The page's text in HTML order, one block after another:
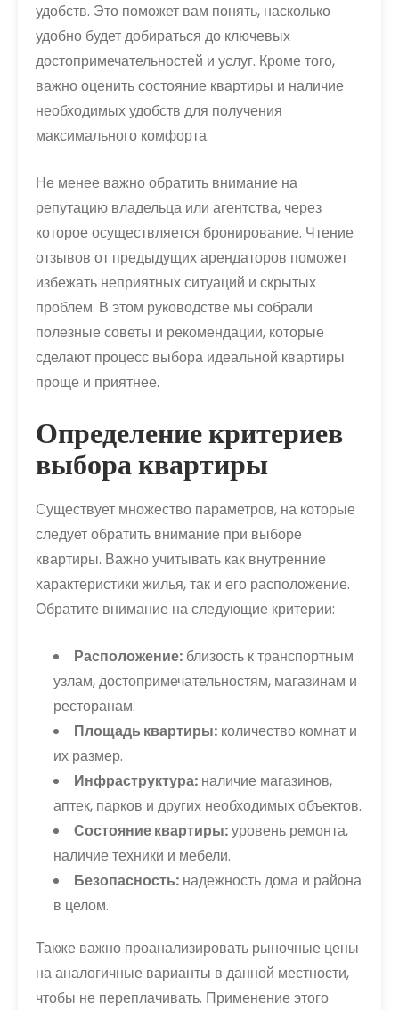
удобств. Это поможет вам понять, насколько
удобно будет добираться до ключевых
достопримечательностей и услуг. Кроме того,
важно оценить состояние квартиры и наличие
необходимых удобств для получения
максимального комфорта.
Не менее важно обратить внимание на
репутацию владельца или агентства, через
которое осуществляется бронирование. Чтение
отзывов от предыдущих арендаторов поможет
избежать неприятных ситуаций и скрытых
проблем. В этом руководстве мы собрали
полезные советы и рекомендации, которые
сделают процесс выбора идеальной квартиры
проще и приятнее.
Определение критериев
выбора квартиры
Существует множество параметров, на которые
следует обратить внимание при выборе
квартиры. Важно учитывать как внутренние
характеристики жилья, так и его расположение.
Обратите внимание на следующие критерии:
Расположение: близость к транспортным
узлам, достопримечательностям, магазинам и
ресторанам.
Площадь квартиры: количество комнат и
их размер.
Инфраструктура: наличие магазинов,
аптек, парков и других необходимых объектов.
Состояние квартиры:уровень ремонта,
наличие техники и мебели.
Безопасность: надежность дома и района
в целом.
Также важно проанализировать рыночные цены
на аналогичные варианты в данной местности,
чтобы не переплачивать. Применение этого